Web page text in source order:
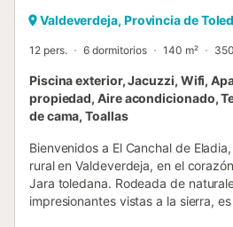
Valdeverdeja, Provincia de
12 pers. 6 dormitorios 140 m²
Piscina exterior, Jacuzzi, Wifi,
propiedad, Aire acondicionado,
de cama, Toallas
Bienvenidos a El Canchal de
rural en Valdeverdeja, en el
Jara toledana. Rodeada de
impresionantes vistas a la sierra,